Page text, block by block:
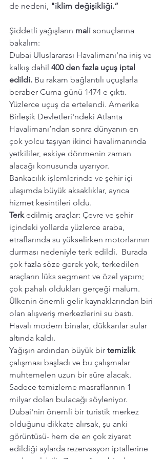
de nedeni, "iklim değişikliği.”
Şiddetli yağışların mali sonuçlarına
bakalım:
Dubai Uluslararası Havalimanı'na iniş ve
kalkış dahil 400 den fazla uçuş iptal
edildi. Bu rakam bağlantılı uçuşlarla
beraber Cuma günü 1474 e çıktı.
Yüzlerce uçuş da ertelendi. Amerika
Birleşik Devletleri'ndeki Atlanta
Havalimanı’ndan sonra dünyanın en
çok yolcu taşıyan ikinci havalimanında
yetkililer, eskiye dönmenin zaman
alacağı konusunda uyarıyor.
Bankacılık işlemlerinde ve şehir içi
ulaşımda büyük aksaklıklar, ayrıca
hizmet kesintileri oldu.
Terk edilmiş araçlar: Çevre ve şehir
içindeki yollarda yüzlerce araba,
etraflarında su yükselirken motorlarının
durması nedeniyle terk edildi.  Burada
çok fazla söze gerek yok, terkedilen
araçların lüks segment ve özel yapım;
çok pahalı oldukları gerçeği malum.
Ülkenin önemli gelir kaynaklarından biri
olan alışveriş merkezlerini su bastı.
Havalı modern binalar, dükkanlar sular
altında kaldı.
Yağışın ardından büyük bir temizlik
çalışması başladı ve bu çalışmalar
muhtemelen uzun bir süre alacak.
Sadece temizleme masraflarının 1
milyar doları bulacağı söyleniyor.
Dubai'nin önemli bir turistik merkez
olduğunu dikkate alırsak, şu anki
görüntüsü- hem de en çok ziyaret
edildiği aylarda rezervasyon iptallerine